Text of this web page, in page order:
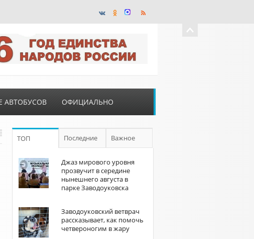
АВТОБУСОВ ОФИЦИАЛЬНО
ТОП Последние Важное
Джаз мирового уровня
прозвучит в середине
нынешнего августа в
парке Заводоуковска
Заводоуковский ветврач
рассказывает, как помочь
четвероногим в жару